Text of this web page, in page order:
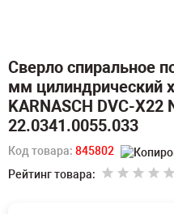
Сверло спиральное
мм цилиндрический
KARNASCH DVC-X22
22.0341.0055.033
Код товара: 845802
Рейтинг товара: